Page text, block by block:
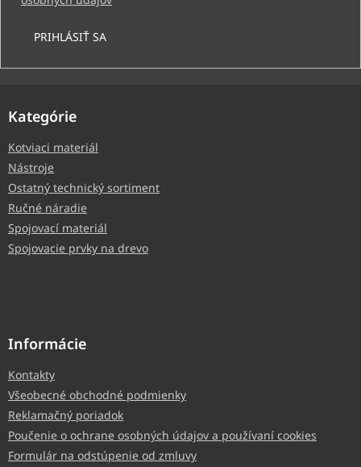
PRIHLÁSIŤ SA
Kategórie
Kotviaci materiál
Nástroje
Ostatný technický sortiment
Ručné náradie
Spojovací materiál
Spojovacie prvky na drevo
Informácie
Kontakty
Všeobecné obchodné podmienky
Reklamačný poriadok
Poučenie o ochrane osobných údajov a používaní cookies
Formulár na odstúpenie od zmluvy